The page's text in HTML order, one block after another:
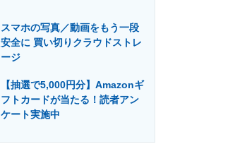
建設×テクノロジーの最前線
スマホの写真／動画をもう一段
安全に 買い切りクラウドストレ
ージ
【抽選で5,000円分】Amazonギ
フトカードが当たる！読者アン
ケート実施中